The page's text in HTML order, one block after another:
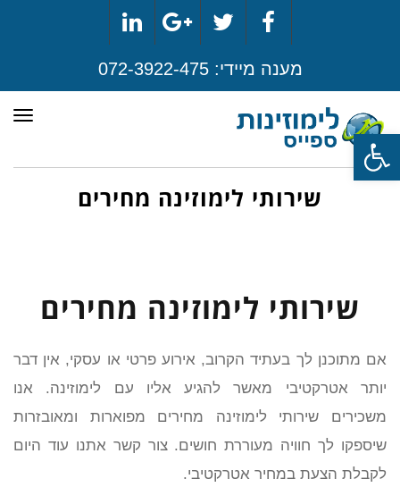
פתח סרגל נגישות
Facebook
Twitter
Google+
LinkedIn
מענה מיידי:072-3922-475
שירותי לימוזינה מחירים
שירותי לימוזינה מחירים
אם מתוכנן לך בעתיד הקרוב, אירוע פרטי או עסקי, אין דבר
יותר אטרקטיבי מאשר להגיע אליו עם לימוזינה. אנו
משכירים שירותי לימוזינה מחירים מפוארות ומאובזרות
שיספקו לך חוויה מעוררת חושים. צור קשר אתנו עוד היום
לקבלת הצעת במחיר אטרקטיבי.